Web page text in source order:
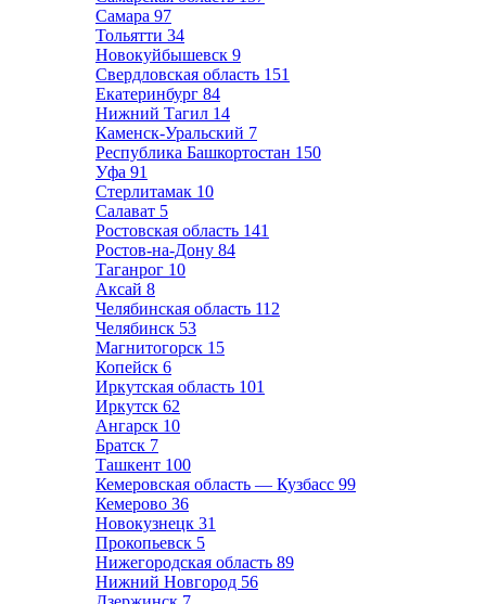
Самара 97
Тольятти 34
Новокуйбышевск 9
Свердловская область 151
Екатеринбург 84
Нижний Тагил 14
Каменск-Уральский 7
Республика Башкортостан 150
Уфа 91
Стерлитамак 10
Салават 5
Ростовская область 141
Ростов-на-Дону 84
Таганрог 10
Аксай 8
Челябинская область 112
Челябинск 53
Магнитогорск 15
Копейск 6
Иркутская область 101
Иркутск 62
Ангарск 10
Братск 7
Ташкент 100
Кемеровская область — Кузбасс 99
Кемерово 36
Новокузнецк 31
Прокопьевск 5
Нижегородская область 89
Нижний Новгород 56